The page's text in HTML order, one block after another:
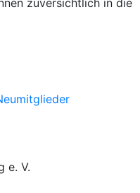
zuversichtlich in die
e. V.